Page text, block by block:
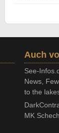
Auch
See-
News,
to the
MK